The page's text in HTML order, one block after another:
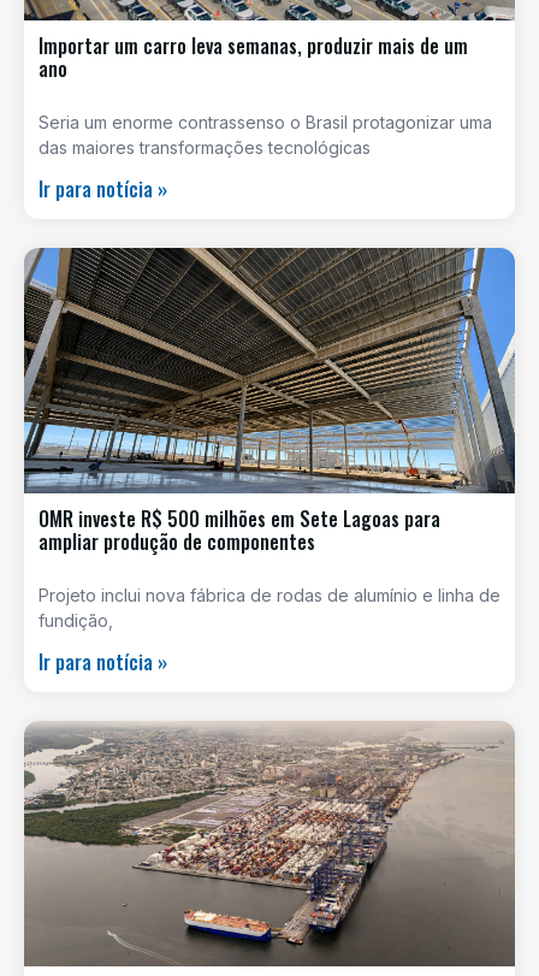
Importar um carro leva semanas, produzir mais de um
ano
Seria um enorme contrassenso o Brasil protagonizar uma
das maiores transformações tecnológicas
Ir para notícia »
OMR investe R$ 500 milhões em Sete Lagoas para
ampliar produção de componentes
Projeto inclui nova fábrica de rodas de alumínio e linha de
fundição,
Ir para notícia »